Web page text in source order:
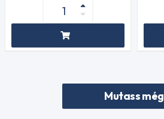
Mutass még